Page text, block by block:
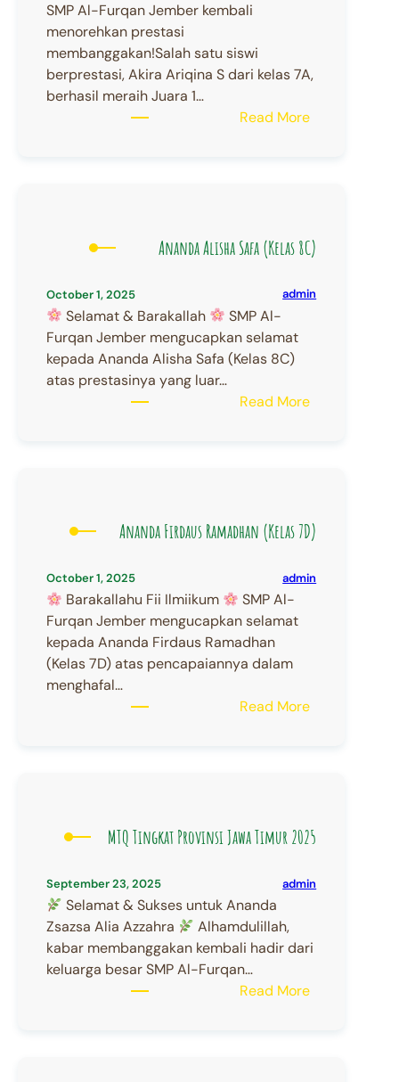
SMP Al-Furqan Jember kembali
menorehkan prestasi
membanggakan!Salah satu siswi
berprestasi, Akira Ariqina S dari kelas 7A,
berhasil meraih Juara 1…
Read More:
Ananda Alisha Safa (Kelas 8C)
October 1, 2025 admin
Selamat & Barakallah
SMP Al-
Furqan Jember mengucapkan selamat
kepada Ananda Alisha Safa (Kelas 8C)
atas prestasinya yang luar…
Read More:
Ananda Firdaus Ramadhan (Kelas 7D)
October 1, 2025 admin
Barakallahu Fii Ilmiikum
SMP Al-
Furqan Jember mengucapkan selamat
kepada Ananda Firdaus Ramadhan
(Kelas 7D) atas pencapaiannya dalam
menghafal…
Read More:
MTQ Tingkat Provinsi Jawa Timur 2025
September 23, 2025 admin
Selamat & Sukses untuk Ananda
Zsazsa Alia Azzahra
Alhamdulillah,
kabar membanggakan kembali hadir dari
keluarga besar SMP Al-Furqan…
Read More: